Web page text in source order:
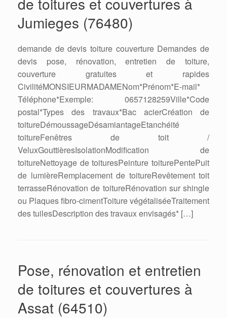
Jumieges (76480)
demande de devis toiture couverture Demandes de
devis pose, rénovation, entretien de toiture,
couverture gratuites et rapides
CivilitéMONSIEURMADAMENom*Prénom*E-mail*
Téléphone*Exemple: 0657128259Ville*Code
postal*Types des travaux*Bac acierCréation de
toitureDémoussageDésamiantageEtanchéité
toitureFenêtres de toit /
VeluxGouttièresIsolationModification de
toitureNettoyage de toituresPeinture toiturePentePuit
de lumièreRemplacement de toitureRevêtement toit
terrasseRénovation de toitureRénovation sur shingle
ou Plaques fibro-cimentToiture végétaliséeTraitement
des tuilesDescription des travaux envisagés* […]
Pose, rénovation et entretien
de toitures et couvertures à
Assat (64510)